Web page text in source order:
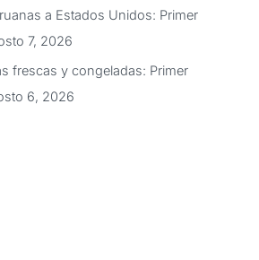
a Estados Unidos: Primer
7, 2026
frescas y congeladas: Primer
6, 2026